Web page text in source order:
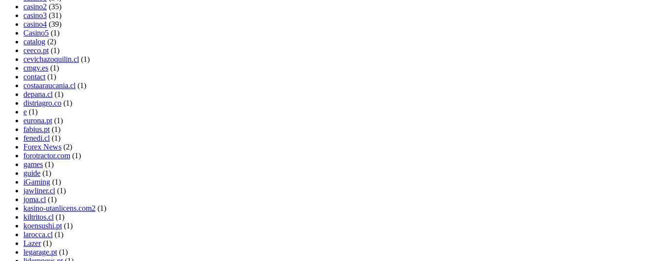
casino2 (35)
casino3 (31)
casino4 (39)
Casino5 (1)
catalog (2)
ceeco.pt (1)
cevichazoquilin.cl (1)
cmgv.es (1)
contact (1)
costaaraucania.cl (1)
depana.cl (1)
distriagro.co (1)
e (1)
eurona.pt (1)
fabius.pt (1)
fenedi.cl (1)
Forex News (2)
forotractor.com (1)
games (1)
guide (1)
iGaming (1)
jawliner.cl (1)
joma.cl (1)
kasino-utanlicens.com2 (1)
kiltritos.cl (1)
koensushi.pt (1)
larocca.cl (1)
Lazer(1)
legarage.pt (1)